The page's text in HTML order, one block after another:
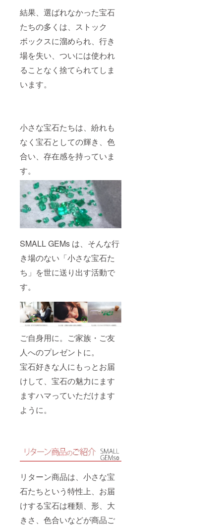
結果、選ばれなかった宝石
たちの多くは、ストック
ボックスに溜められ、行き
場を失い、ついには使われ
ることなく捨てられてしま
います。
小さな宝石たちは、紛れも
なく宝石としての輝き、色
合い、存在感を持っていま
す。
SMALL GEMs は、そんな行
き場のない「小さな宝石た
ち」を世に送り出す活動で
す。
ご自身用に。ご家族・ご友
人へのプレゼントに。
宝石好きな人にもっとお届
けして、宝石の魅力にます
ますハマっていただけます
ように。
リターン商品は、小さな宝
石たちという特性上、お届
けする宝石は種類、形、大
きさ、色合いなどが商品ご